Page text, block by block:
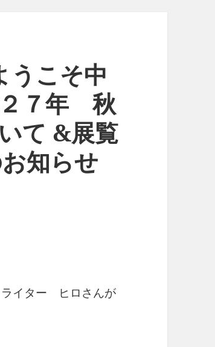
こそ中
２７年 秋
て &展覧
知らせ
ライター ヒロさんが